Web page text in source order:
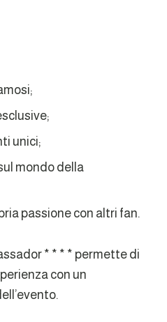
unici;
mondo della
passione con altri fan.
* * * * permette di
con un